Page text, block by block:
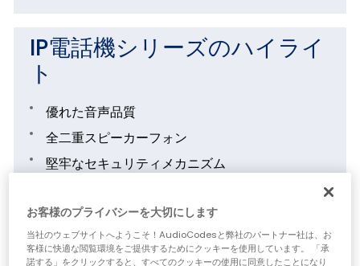
IP電話機シリーズのハイライ
ト
優れた音声品質
全二重スピーカーフォン
堅牢なセキュリティメカニズム
AudioCodes One Voice Operations
Center（OVOC）デバイスマネージャーを使用
した集中管理
お客様のプライバシーを大切にします
当社のウェブサイトへようこそ！AudioCodesと弊社のパートナー社は、お
客様に快適な閲覧環境をご提供するためにクッキーを使用しています。 「承
諾する」をクリックすると、すべてのクッキーの使用に同意したことになり